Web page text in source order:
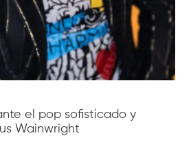
el pop sofisticado y
Wainwright